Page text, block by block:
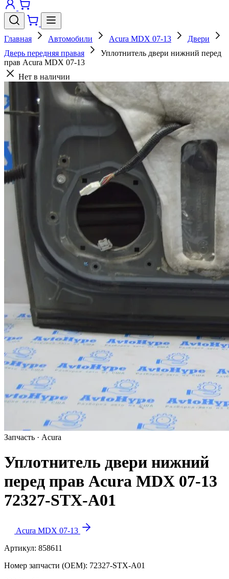
Главная Автомобили Acura MDX 07-13
Двери
Дверь передняя правая
Уплотнитель двери нижний перед
прав Acura MDX 07-13
Нет в наличии
Запчасть · Acura
Уплотнитель двери нижний
перед прав Acura MDX 07-13
72327-STX-A01
Acura MDX 07-13
Артикул: 858611
Номер запчасти (OEM): 72327-STX-A01